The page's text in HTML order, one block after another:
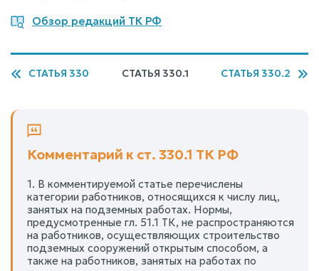
Обзор редакций ТК РФ
СТАТЬЯ 330 СТАТЬЯ 330.1 СТАТЬЯ 330.2
Комментарий к ст. 330.1 ТК РФ
1. В комментируемой статье перечислены
категории работников, относящихся к числу лиц,
занятых на подземных работах. Нормы,
предусмотренные гл. 51.1 ТК, не распространяются
на работников, осуществляющих строительство
подземных сооружений открытым способом, а
также на работников, занятых на работах по